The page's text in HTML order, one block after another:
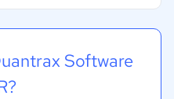
Software